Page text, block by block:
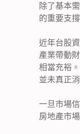
除了基本
的重要支撐
近年台股
產業帶動
相當充裕
並未真正
一旦市場
房地產市場